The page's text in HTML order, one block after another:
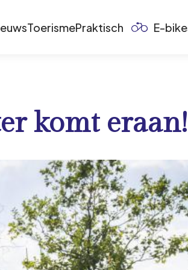
ToerismePraktisch E-
komt eraan!